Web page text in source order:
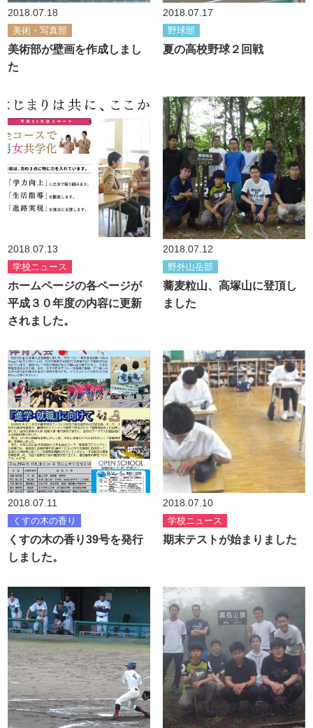
2018.07.18
美術・写真部
美術部が壁画を作成しまし
た
2018.07.17
野球部
夏の高校野球２回戦
2018.07.13
学校ニュース
ホームページの各ページが
平成３０年度の内容に更新
されました。
2018.07.12
野外山岳部
蕎麦粒山、高塚山に登頂し
ました
2018.07.11
くすの木の香り
くすの木の香り39号を発行
しました。
2018.07.10
学校ニュース
期末テストが始まりました